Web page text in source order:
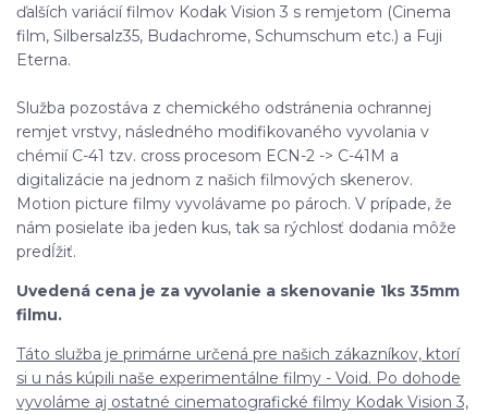
ďalších variácií filmov Kodak Vision 3 s remjetom (Cinema
film, Silbersalz35, Budachrome, Schumschum etc.) a Fuji
Eterna.
Služba pozostáva z chemického odstránenia ochrannej
remjet vrstvy, následného modifikovaného vyvolania v
chémií C-41 tzv. cross procesom ECN-2 -> C-41M a
digitalizácie na jednom z našich filmových skenerov.
Motion picture filmy vyvolávame po pároch. V prípade, že
nám posielate iba jeden kus, tak sa rýchlosť dodania môže
predĺžiť.
Uvedená cena je za vyvolanie a skenovanie 1ks 35mm
filmu.
Táto služba je primárne určená pre našich zákazníkov, ktorí
si u nás kúpili naše experimentálne filmy - Void. Po dohode
vyvoláme aj ostatné cinematografické filmy Kodak Vision 3,